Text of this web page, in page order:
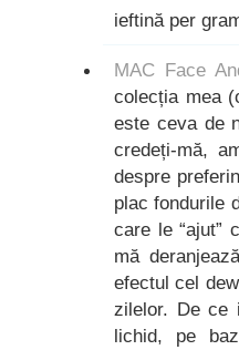
ieftină per
MAC Face
colecția mea
este ceva de
credeți-mă,
despre
plac fondurile
care le “ajut”
mă
efectul cel
zilelor. De ce
lichid, pe